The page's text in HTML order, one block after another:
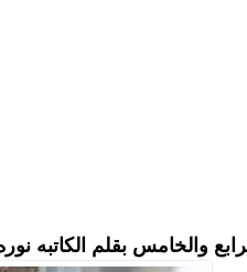
والخامس بقلم الكاتبه